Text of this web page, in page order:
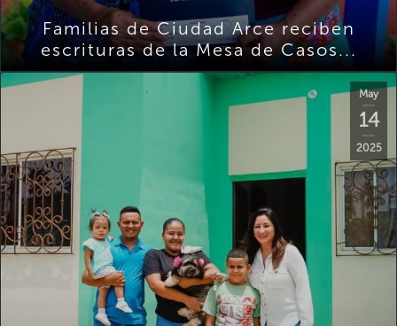
Familias de Ciudad Arce reciben
escrituras de la Mesa de Casos...
May
14
2025